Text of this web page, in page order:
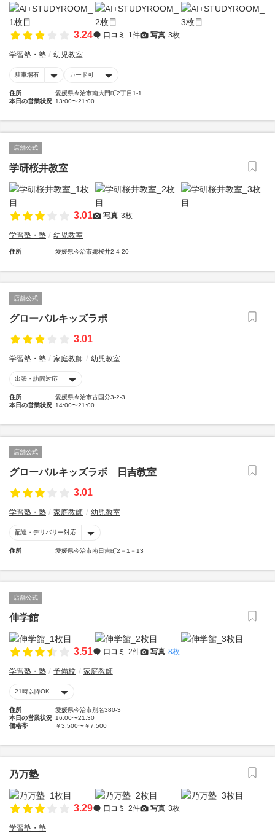
3.24 口コミ 1件 写真 3枚
学習塾・塾 幼児教室
駐車場有 カード可
住所
愛媛県今治市南大門町2丁目1-1
本日の営業状況 13:00〜21:00
店舗公式
学研桜井教室
3.01 写真 3枚
学習塾・塾 幼児教室
住所 愛媛県今治市郷桜井2-4-20
店舗公式
グローバルキッズラボ
3.01
学習塾・塾 家庭教師 幼児教室
出張・訪問対応
住所
愛媛県今治市古国分3-2-3
本日の営業状況 14:00〜21:00
店舗公式
グローバルキッズラボ 日吉教室
3.01
学習塾・塾 家庭教師 幼児教室
配達・デリバリー対応
住所 愛媛県今治市南日吉町2－1－13
店舗公式
伸学館
3.51 口コミ 2件 写真 8枚
学習塾・塾 予備校 家庭教師
21時以降OK
住所
愛媛県今治市別名380-3
本日の営業状況 16:00〜21:30
価格帯
￥3,500〜￥7,500
乃万塾
3.29 口コミ 2件 写真 3枚
学習塾・塾